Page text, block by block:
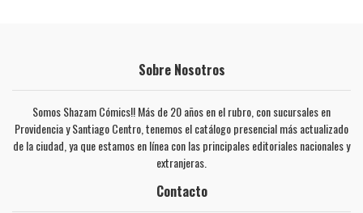
Sobre Nosotros
Somos Shazam Cómics!! Más de 20 años en el rubro, con sucursales en
Providencia y Santiago Centro, tenemos el catálogo presencial más actualizado
de la ciudad, ya que estamos en línea con las principales editoriales nacionales y
extranjeras.
Contacto